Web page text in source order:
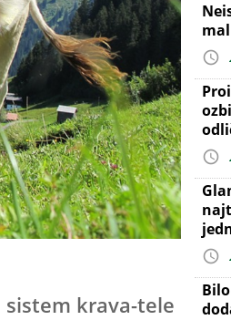
sistem krava-tele